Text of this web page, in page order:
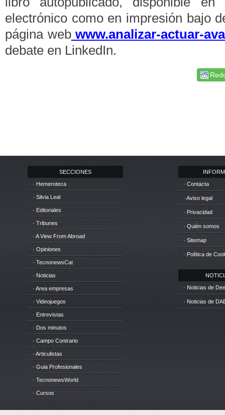
electrónico como en impresión bajo
página webwww.analizar-actuar-
debate en LinkedIn.
SECCIONES
· Hemeroteca
· Silvia Leal
· Editoriales
· Tribunes
· A View From Abroad
· Opiniones
· TecnonewsCat
· Noticias
· Area empresas
· Videojuegos
· Entrevistas
· Dos minutos
· Campo Contrario
· Articulistas
· Guia Profesionales
· TecnonewsWorld
· Cursos
· Contacta
· Aviso legal
· Privacidad
· Quién somos
· Sitemap
· Política de
· Noticias de
· Noticias de